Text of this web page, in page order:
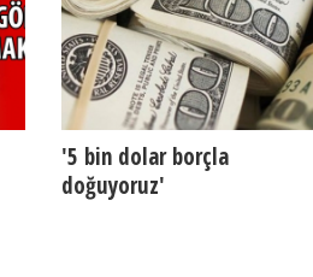
'5 bin dolar borçla
doğuyoruz'